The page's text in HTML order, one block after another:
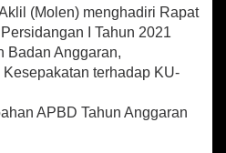
e
(Molen) menghadiri Rapat
I Tahun 2021
Badan Anggaran,
terhadap KU-
APBD Tahun Anggaran